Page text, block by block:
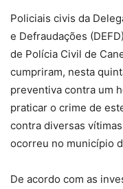
Policiais civis da
e Defraudações
de Polícia Civil de
cumpriram, nesta
preventiva contra um
praticar o crime de
contra diversas
ocorreu no município
De acordo com as